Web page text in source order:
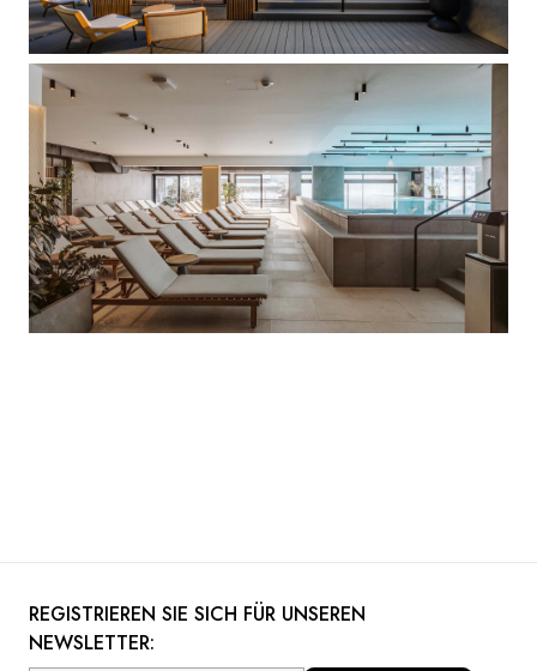
REGISTRIEREN SIE SICH FÜR UNSEREN
NEWSLETTER: